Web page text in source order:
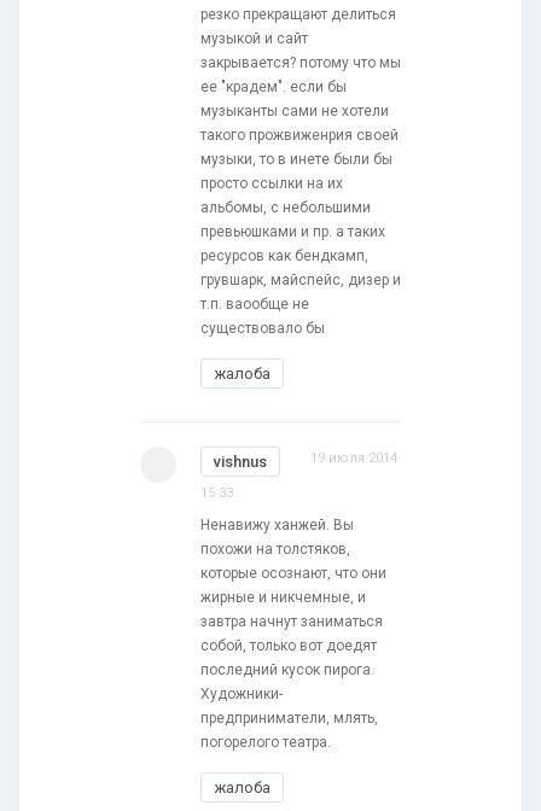
резко прекращают делиться
музыкой и сайт
закрывается? потому что мы
ее "крадем". если бы
музыканты сами не хотели
такого прожвиженрия своей
музыки, то в инете были бы
просто ссылки на их
альбомы, с небольшими
превьюшками и пр. а таких
ресурсов как бендкамп,
грувшарк, майспейс, дизер и
т.п. ваообще не
существовало бы
жалоба
vishnus 19 июля 2014
15:33
Ненавижу ханжей. Вы
похожи на толстяков,
которые осознают, что они
жирные и никчемные, и
завтра начнут заниматься
собой, только вот доедят
последний кусок пирога.
Художники-
предприниматели, млять,
погорелого театра.
жалоба